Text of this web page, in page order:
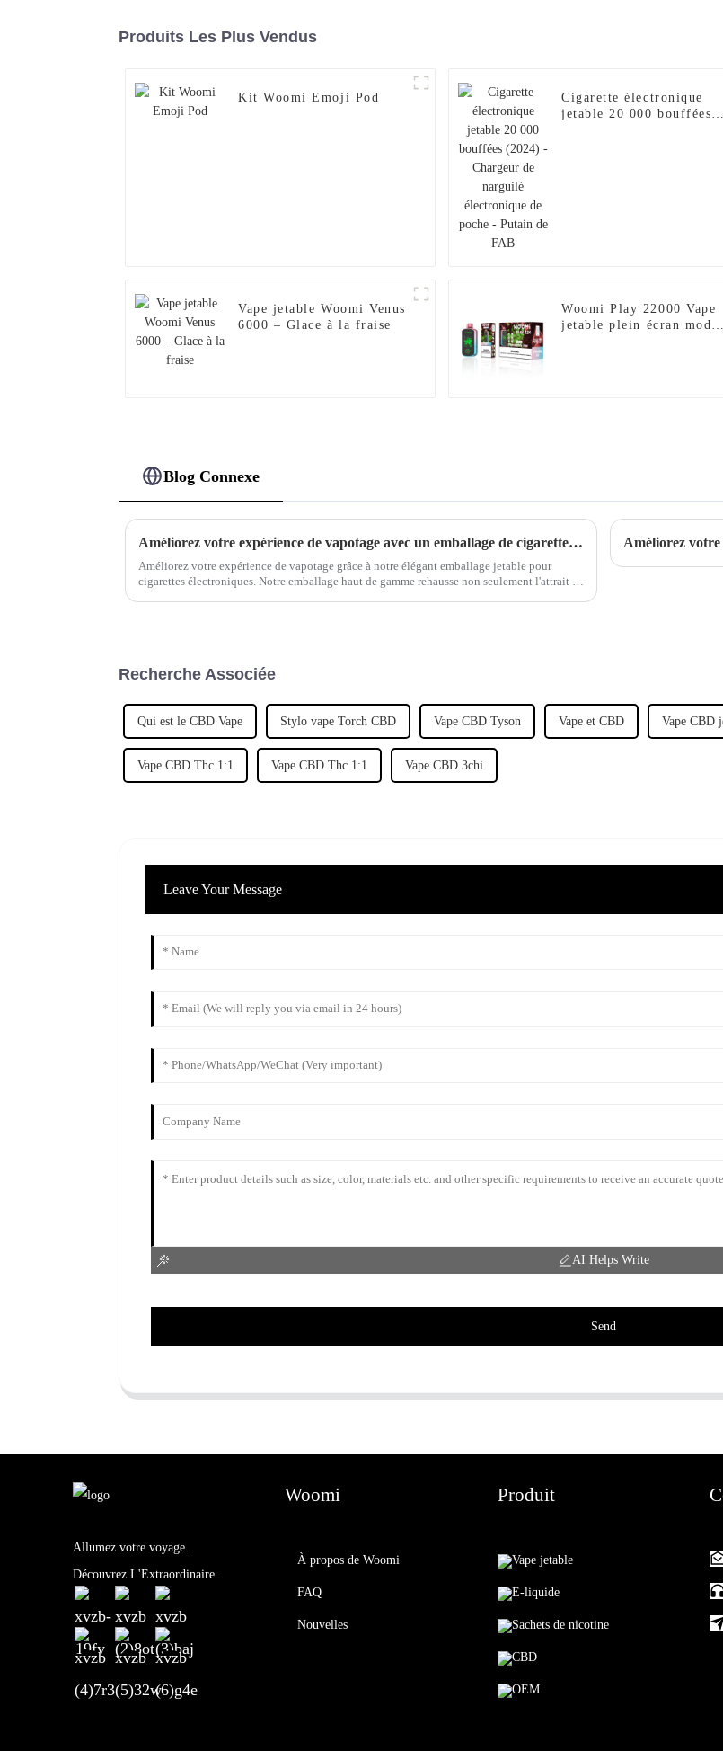
Produits Les Plus Vendus
Kit Woomi Emoji Pod
Cigarette électronique
jetable 20 000 bouffées
Vape jetable Woomi Venus
6000 – Glace à la fraise
Woomi Play 22000 Vape
jetable plein écran mode
Blog Connexe
Améliorez votre expérience de vapotage avec un emballage de cigarette électronique jetable élégant
Améliorez votre expérience de vapotage grâce à notre élégant emballage jetable pour
cigarettes électroniques. Notre emballage haut de gamme rehausse non seulement l'attrait de
Recherche Associée
Qui est le CBD Vape Stylo vape Torch CBD Vape CBD Tyson Vape et CBD Vape CBD
Vape CBD Thc 1:1 Vape CBD Thc 1:1 Vape CBD 3chi
Leave Your Message
AI Helps Write
Send
Allumez votre voyage.
Découvrez L'Extraordinaire.
Woomi
À propos de Woomi
FAQ
Nouvelles
Produit
Vape jetable
E-liquide
Sachets de nicotine
CBD
OEM